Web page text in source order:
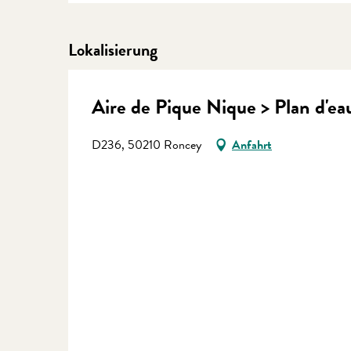
Lokalisierung
Aire de Pique Nique > Plan
D236, 50210 Roncey Anfahrt